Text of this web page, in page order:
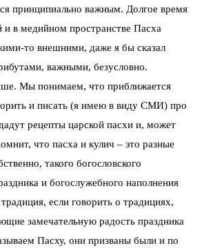
принципиально важным. Долгое время
в медийном пространстве Пасха
то внешними, даже я бы сказал
важными, безусловно.
Мы понимаем, что приближается
и писать (я имею в виду СМИ) про
рецепты царской пасхи и, может
что пасха и кулич – это разные
такого богословского
и богослужебного наполнения
если говорить о традициях,
замечательную радость праздника
Пасху, они призваны были и по